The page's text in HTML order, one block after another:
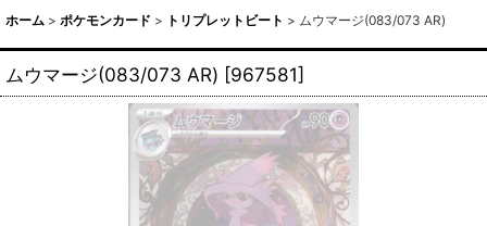
ホーム > ポケモンカード > トリプレットビート > ムウマージ(083/073 AR)
ムウマージ(083/073 AR) [967581]